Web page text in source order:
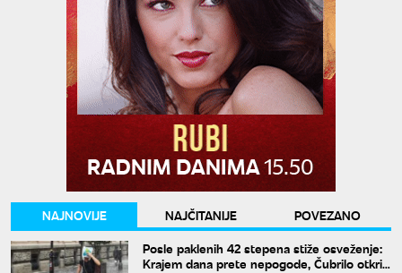
NAJNOVIJE NAJČITANIJE
POVEZANO
Posle paklenih 42 stepena stiže osveženje:
Krajem dana prete nepogode, Čubrilo otkrio